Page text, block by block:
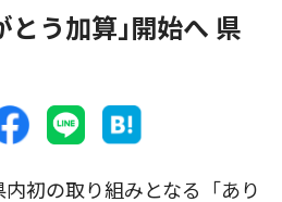
とう加算｣開始へ 県
初の取り組みとなる「あり